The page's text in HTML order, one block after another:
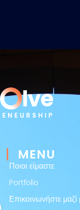
MENU
Ποιοι είμαστε
Portfolio
Επικοινωνήστε μαζί